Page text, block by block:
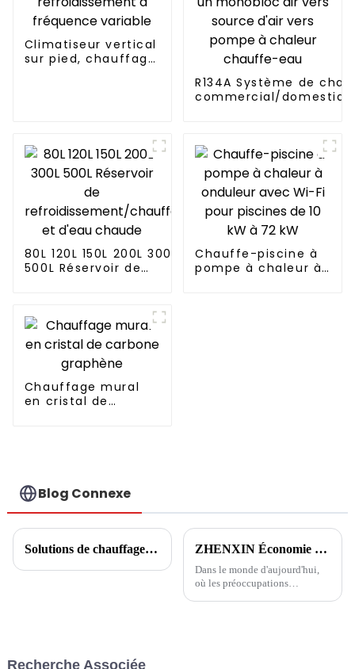
Climatiseur vertical
sur pied, chauffage
R134A Système de
commercial/
chaleur chauffe-eau
80L 120L 150L 200L 300L
500L Réservoir de
Chauffe-piscine à
pompe à chaleur à
Chauffage mural
en cristal de
Blog Connexe
Solutions de chauffage central communautaire ZHENXIN Économie d'énergie : prôner une nouvelle vie saine
Dans le monde d'aujourd'hui,
où les préoccupations
Recherche Associée